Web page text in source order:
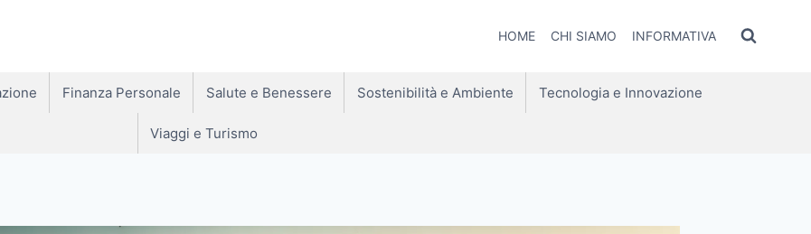
HOME CHI SIAMO INFORMATIVA
Finanza Personale Salute e Benessere Sostenibilità e Ambiente Tecnologia e Innovazione
Viaggi e Turismo